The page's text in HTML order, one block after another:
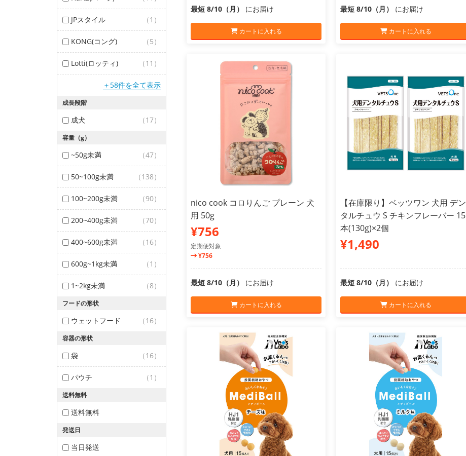
JPスタイル （1）
KONG(コング) （5）
Lotti(ロッティ) （11）
＋58件を全て表示
成長段階
成犬 （17）
容量（g）
~50g未満 （47）
50~100g未満 （138）
100~200g未満 （90）
200~400g未満 （70）
400~600g未満 （16）
600g~1kg未満 （1）
1~2kg未満 （8）
フードの形状
ウェットフード （16）
容器の形状
袋 （16）
パウチ （1）
送料無料
送料無料
発送日
当日発送
最短 8/10（月） にお届け
カートに入れる
最短 8/10（月） にお届け
カートに入れる
nico cook コロりんご プレーン 犬
用 50g
¥756
定期便対象
¥756
最短 8/10（月） にお届け
カートに入れる
【在庫限り】ベッツワン 犬用 デン
タルチュウ S チキンフレーバー 15
本(130g)×2個
¥1,490
最短 8/10（月） にお届け
カートに入れる